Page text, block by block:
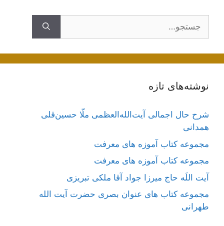
نوشته‌های تازه
شرح حال اجمالی آیت‌الله‌العظمی ملّا حسین‌قلی
همدانی
مجموعه کتاب آموزه های معرفت
مجموعه کتاب آموزه های معرفت
آیت اللَه حاج میرزا جواد آقا ملکی تبریزی
مجموعه کتاب های عنوان بصری حضرت آیت الله
طهرانی